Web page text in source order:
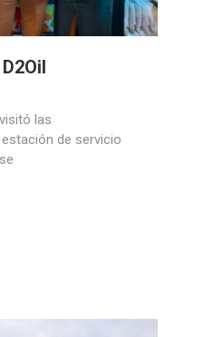
las
de servicio